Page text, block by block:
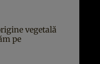
vegetală
pe